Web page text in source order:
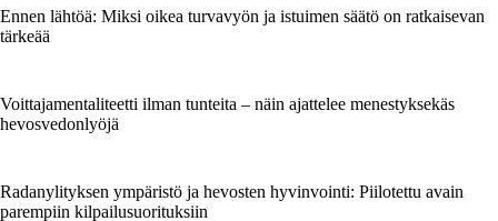
Ennen lähtöä: Miksi oikea turvavyön ja istuimen säätö on ratkaisevan
tärkeää
Voittajamentaliteetti ilman tunteita – näin ajattelee menestyksekäs
hevosvedonlyöjä
Radanylityksen ympäristö ja hevosten hyvinvointi: Piilotettu avain
parempiin kilpailusuorituksiin